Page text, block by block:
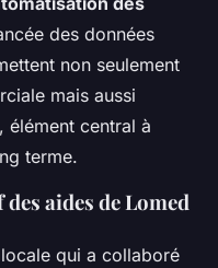
des données
non seulement
mais aussi
central à
terme.
aides de Lomed
qui a collaboré